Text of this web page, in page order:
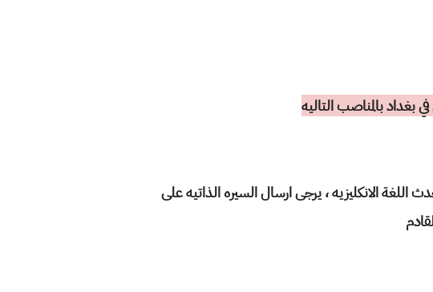
بغداد بالمناصب التاليه
الانكليزيه ، يرجى ارسال السيره الذاتيه على